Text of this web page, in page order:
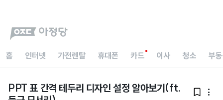
홈 인터넷 가전렌탈 휴대폰 카드 이사 청소 부
PPT 표 간격 테두리 디자인 설정 알아보기(ft.
 